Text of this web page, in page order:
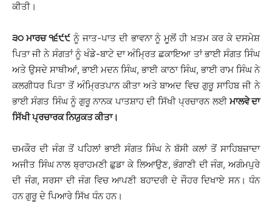
ਕੀਤੀ।
੩੦ ਮਾਰਚ ੧੬੯੯ਨੂੰ ਜਾਤ-ਪਾਤ ਦੀ ਭਾਵਨਾ ਨੂੰ ਮੂਲੋਂ ਹੀ ਖ਼ਤਮ ਕਰ ਕੇ ਦਸਮੇਸ਼
ਪਿਤਾ ਜੀ ਨੇ ਸੰਗਤਾਂ ਨੂੰ ਖੰਡੇ-ਬਾਟੇ ਦਾ ਅੰਮ੍ਰਿਤ ਛਕਾਇਆ ਤਾਂ ਭਾਈ ਸੰਗਤ ਸਿੰਘ
ਅਤੇ ਉਸਦੇ ਸਾਥੀਆਂ, ਭਾਈ ਮਦਨ ਸਿੰਘ, ਭਾਈ ਕਾਠਾ ਸਿੰਘ, ਭਾਈ ਰਾਮ ਸਿੰਘ ਨੇ
ਕਲਗੀਧਰ ਪਿਤਾ ਤੋਂ ਅੰਮ੍ਰਿਤਪਾਨ ਕੀਤਾ ਅਤੇ ਬਾਅਦ ਵਿਚ ਗੁਰੂ ਸਾਹਿਬ ਜੀ ਨੇ
ਭਾਈ ਸੰਗਤ ਸਿੰਘ ਨੂੰ ਗੁਰੂ ਨਾਨਕ ਪਾਤਸ਼ਾਹ ਦੀ ਸਿੱਖੀ ਪ੍ਰਚਾਰਨ ਲਈਮਾਲਵੇ ਦਾ
ਸਿੱਖੀ ਪ੍ਰਚਾਰਕ ਨਿਯੁਕਤ ਕੀਤਾ।
ਚਮਕੌਰ ਦੀ ਜੰਗ ਤੋਂ ਪਹਿਲਾਂ ਭਾਈ ਸੰਗਤ ਸਿੰਘ ਨੇ ਬੱਸੀ ਕਲਾਂ ਤੋਂ ਸਾਹਿਬਜ਼ਾਦਾ
ਅਜੀਤ ਸਿੰਘ ਨਾਲ ਬ੍ਰਾਹਮਣੀ ਛੁਡਾ ਕੇ ਲਿਆਉਣ, ਭੰਗਾਣੀ ਦੀ ਜੰਗ, ਅਗੰਮਪੁਰੇ
ਦੀ ਜੰਗ, ਸਰਸਾ ਦੀ ਜੰਗ ਵਿਚ ਆਪਣੀ ਬਹਾਦਰੀ ਦੇ ਜੌਹਰ ਦਿਖਾਏ ਸਨ। ਧੰਨ
ਹਨ ਗੁਰੂ ਦੇ ਪਿਆਰੇ ਸਿੱਖ ਧੰਨ ਹਨ।